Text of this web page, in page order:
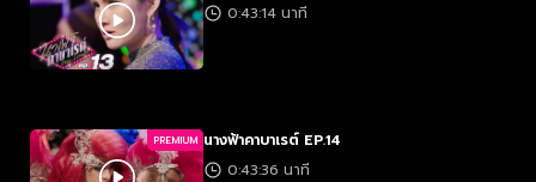
0:43:14 นาที
PREMIUM นางฟ้าคาบาเรต์ EP.14
0:43:36 นาที